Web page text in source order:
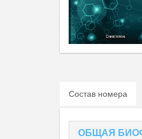
Состав номера
ОБЩАЯ